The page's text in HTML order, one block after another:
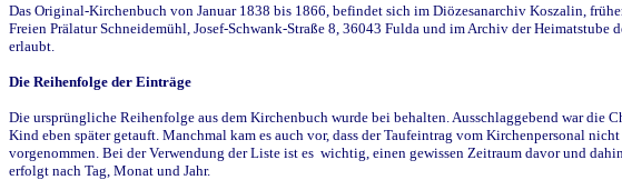
Das Original-Kirchenbuch von Januar 1838 bis 1866, befindet sich im Diözesanarchiv Koszalin,
Freien Prälatur Schneidemühl, Josef-Schwank-Straße 8, 36043 Fulda und im Archiv der
erlaubt.
Die Reihenfolge der Einträge
Die ursprüngliche Reihenfolge aus dem Kirchenbuch wurde bei behalten. Ausschlaggebend war die
Kind eben später getauft. Manchmal kam es auch vor, dass der Taufeintrag vom Kirchenpersonal
vorgenommen. Bei der Verwendung der Liste ist es wichtig, einen gewissen Zeitraum davor und
erfolgt nach Tag, Monat und Jahr.